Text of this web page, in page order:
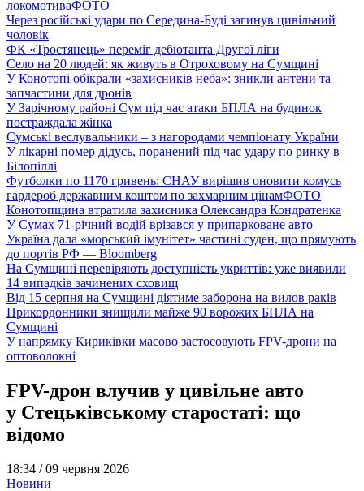
локомотиваФОТО
Через російські удари по Середина-Буді загинув цивільний
чоловік
ФК «Тростянець» переміг дебютанта Другої ліги
Село на 20 людей: як живуть в Отроховому на Сумщині
У Конотопі обікрали «захисників неба»: зникли антени та
запчастини для дронів
У Зарічному районі Сум під час атаки БПЛА на будинок
постраждала жінка
Сумські веслувальники – з нагородами чемпіонату України
У лікарні помер дідусь, поранений під час удару по ринку в
Білопіллі
Футболки по 1170 гривень: СНАУ вирішив оновити комусь
гардероб державним коштом по захмарним цінамФОТО
Конотопщина втратила захисника Олександра Кондратенка
У Сумах 71-річний водій врізався у припарковане авто
Україна дала «морський імунітет» частині суден, що прямують
до портів РФ — Bloomberg
На Сумщині перевіряють доступність укриттів: уже виявили
14 випадків зачинених сховищ
Від 15 серпня на Сумщині діятиме заборона на вилов раків
Прикордонники знищили майже 90 ворожих БПЛА на
Сумщині
У напрямку Кириківки масово застосовують FPV-дрони на
оптоволокні
FPV-дрон влучив у цивільне авто
у Стецьківському старостаті: що
відомо
18:34 /09 червня 2026
Новини